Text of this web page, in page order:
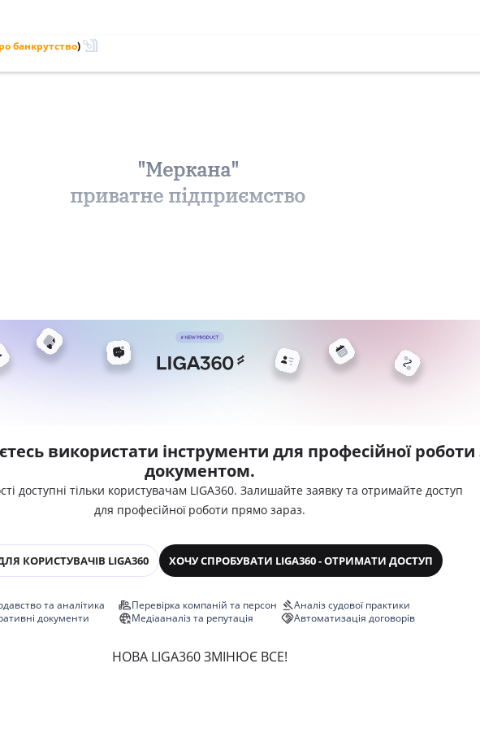
банкрутство)
"Меркана"
приватне підприємство
використати інструменти для професійної роботи
документом.
доступні тільки користувачам LIGA360. Залишайте заявку та отримайте доступ
для професійної роботи прямо зараз.
КОРИСТУВАЧІВ LIGA360 ХОЧУ СПРОБУВАТИ LIGA360 - ОТРИМАТИ ДОСТУП
та аналітика
документи
Перевірка компаній та персон
Медіааналіз та репутація
Аналіз судової практики
Автоматизація договорів
НОВА LIGA360 ЗМІНЮЄ ВСЕ!